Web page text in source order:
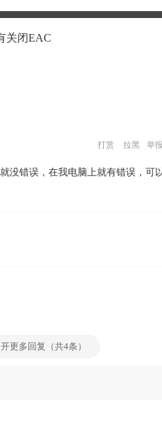
关闭EAC
打赏 拉黑 举报
没错误，在我电脑上就有错误，可
更多回复（共4条）